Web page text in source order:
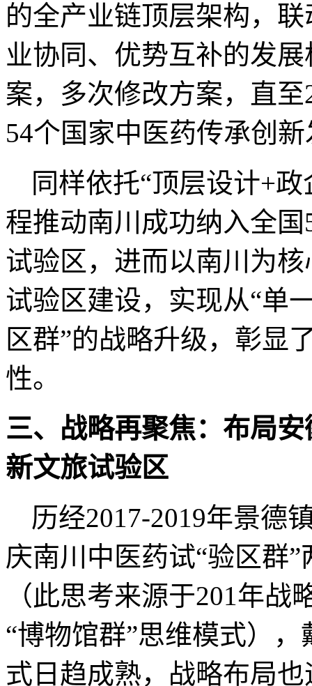
的全产业链顶层架构，
业协同、优势互补的发
案，多次修改方案，直至
54个国家中医药传承创
同样依托“顶层设计+政
程推动南川成功纳入全国
试验区，进而以南川为
试验区建设，实现从“单
区群”的战略升级，彰显
性。
三、战略再聚焦：布局
新文旅试验区
历经2017-2019年景德
庆南川中医药试“验区群
（此思考来源于201年战
“博物馆群”思维模式）
式日趋成熟，战略布局